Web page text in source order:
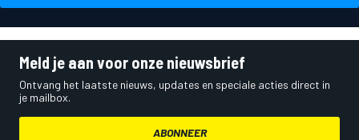
Meld je aan voor onze nieuwsbrief
Ontvang het laatste nieuws, updates en speciale acties direct in
je mailbox.
ABONNEER